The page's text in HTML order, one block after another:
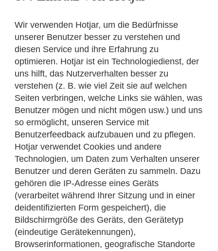
Wir verwenden Hotjar, um die Bedürfnisse
unserer Benutzer besser zu verstehen und
diesen Service und ihre Erfahrung zu
optimieren. Hotjar ist ein Technologiedienst, der
uns hilft, das Nutzerverhalten besser zu
verstehen (z. B. wie viel Zeit sie auf welchen
Seiten verbringen, welche Links sie wählen, was
Benutzer mögen und nicht mögen usw.) und uns
so ermöglicht, unseren Service mit
Benutzerfeedback aufzubauen und zu pflegen.
Hotjar verwendet Cookies und andere
Technologien, um Daten zum Verhalten unserer
Benutzer und deren Geräten zu sammeln. Dazu
gehören die IP-Adresse eines Geräts
(verarbeitet während Ihrer Sitzung und in einer
deidentifizierten Form gespeichert), die
Bildschirmgröße des Geräts, den Gerätetyp
(eindeutige Gerätekennungen),
Browserinformationen, geografische Standorte